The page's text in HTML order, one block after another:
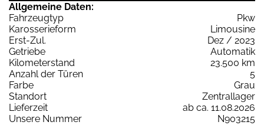
Allgemeine Daten:
Fahrzeugtyp
Pkw
Karosserieform
Limousine
Erst-Zul.
Dez / 2023
Getriebe
Automatik
Kilometerstand
23.500 km
Anzahl der Türen
5
Farbe
Grau
Standort
Zentrallager
Lieferzeit
ab ca. 11.08.2026
Unsere Nummer
N903215